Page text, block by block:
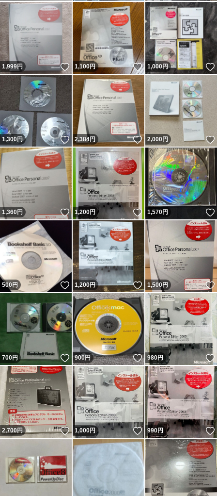
1,999円 いいね！
1,100円 いいね！
1,000円
1,300円 いいね！
2,384円 いいね！
2,000円
1,360円 いいね！
1,200円 いいね！
1,570円
500円 いいね！
1,200円 いいね！
1,500円
700円 いいね！
900円 いいね！
980円
2,700円 いいね！
1,000円 いいね！
990円